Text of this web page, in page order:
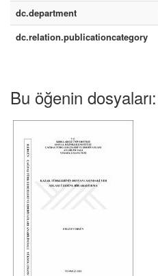
dc.department
dc.relation.publicationcategory
Bu öğenin dosyaları: